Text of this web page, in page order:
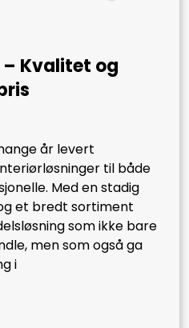
– Kvalitet og
år levert
til både
Med en stadig
et bredt sortiment
som ikke bare
men som også ga
i